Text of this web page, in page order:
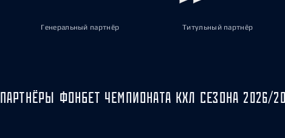
Генеральный партнёр Титульный партнёр
ПАРТНЁРЫ ФОНБЕТ ЧЕМПИОНАТА КХЛ СЕЗОНА 2026/